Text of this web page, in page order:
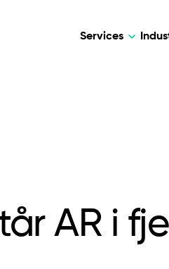
Services
AR i